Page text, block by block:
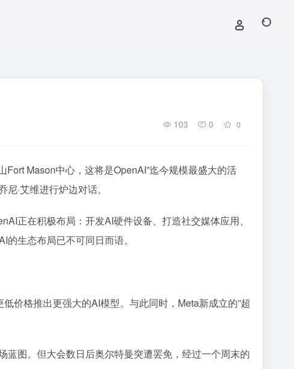
103 0 0
Mason中心，这将是OpenAI”迄今规模最盛大的活
·艾维进行炉边对话。
正在积极布局：开发AI硬件设备、打造社交媒体应用、
生态布局已不可同日而语。
价格推出更强大的AI模型。与此同时，Meta新成立的”超
蓝图。但大会数日后奥尔特曼突遭罢免，经过一个周末的